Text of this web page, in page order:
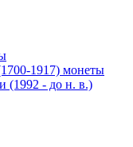
1917) монеты
(1992 - до н. в.)